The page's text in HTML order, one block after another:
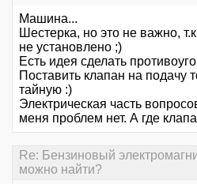
Машина...
Шестерка, но это не важно,
не установлено ;)
Есть идея сделать
Поставить клапан на подачу
тайную :)
Электрическая часть
меня проблем нет. А где
Re: Бензиновый
можно найти?